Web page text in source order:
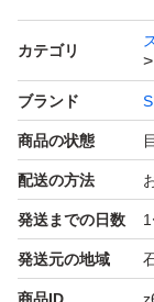
目立った傷や
詳細は画像に
◆注意事項◆
・中古品のため
・相性保証はい
・すり替え防止
・価格はその時
カテゴリ
ブランド
商品の状態
配送の方法
発送までの日数
発送元の地域